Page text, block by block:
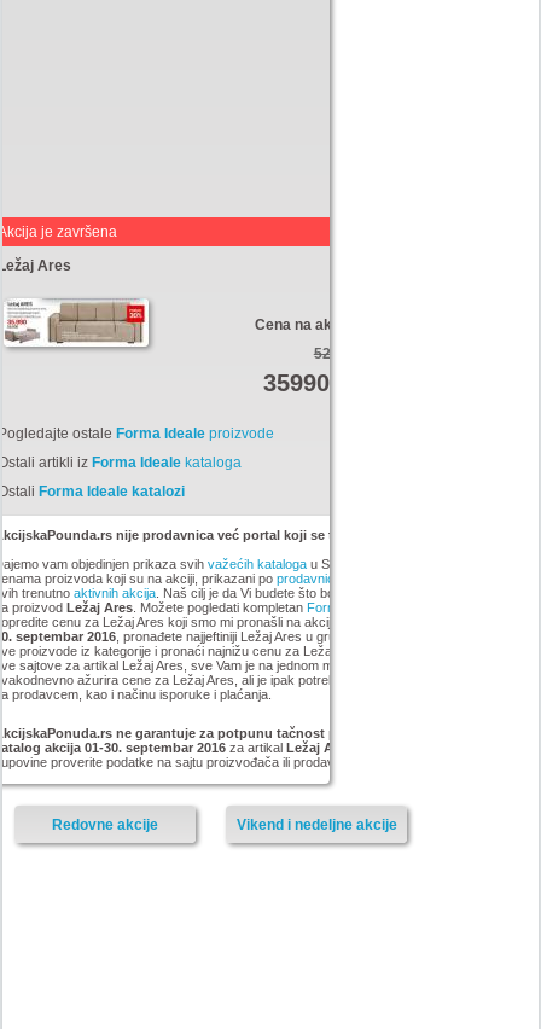
je završena
Ares
Cena na akciji:
52030
35990Din
ostale Forma Idealeproizvode
artikli iz Forma Idealekataloga
Forma Ideale katalozi
nije prodavnica već portal koji se trudi da uštedi vaš novac.
vam objedinjen prikaza svih važećih katalogau Srbiji, sa popustima i sniženim
proizvoda koji su na akciji, prikazani po prodavnicama
trenutno aktivnih akcija. Naš cilj je da Vi budete što bolje informisani o popustima i ceni
proizvod Ležaj Ares. Možete pogledati kompletan Forma Ideale
cenu za Ležaj Ares koji smo mi pronašli na akciji
septembar 2016, pronađete najjeftiniji Ležaj Ares u grupi . Vrlo lako možete pregledati
proizvode iz kategorije i pronaći najnižu cenu za Ležaj Ares. Ne morate da pretražujete
sajtove za artikal Ležaj Ares, sve Vam je na jednom mestu. AkcijskaPonuda.rs
ažurira cene za Ležaj Ares, ali je ipak potrebno da proverite cenu i dostupnost
prodavcem, kao i načinu isporuke i plaćanja.
ne garantuje za potpunu tačnost podataka iz akcije Forma Ideale
akcija 01-30. septembar 2016za artikal Ležaj Ares
proverite podatke na sajtu proizvođača ili prodavnice za proizvod
Vikend i nedeljne akcije
Redovne akcije